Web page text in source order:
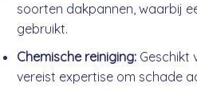
soorten dakpannen, waarbij
gebruikt.
Chemische reiniging:Geschikt
vereist expertise om schade